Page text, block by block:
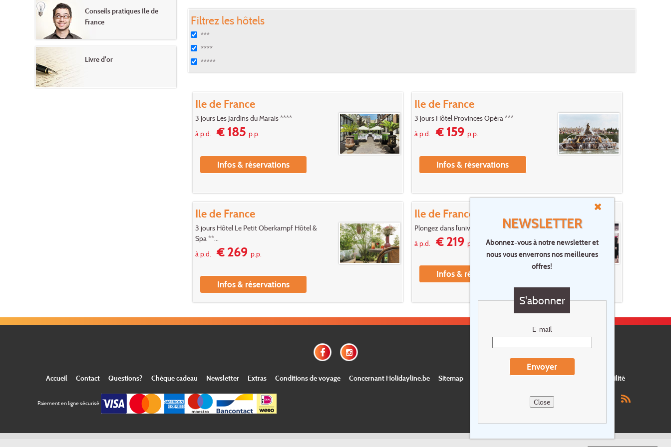
NEWSLETTER
Abonnez-vous à notre newsletter et
nous vous enverrons nos meilleures
offres!
S'abonner
E-mail
Envoyer
Close
Filtrez les hôtels
***
****
*****
Ile de France
3 jours Les Jardins du Marais ****
à p.d.
€ 185p.p.
Infos & réservations
Ile de France
3 jours Hôtel Provinces Opéra ***
à p.d.
€ 159 p.p.
Infos & réservations
Ile de France
3 jours Hôtel Le Petit Oberkampf Hôtel &
Spa **...
à p.d.
€ 269p.p.
Infos & réservations
Ile de France
Plongez dans l’univers de Versace
à p.d.
€ 219 p.p.
Infos & réservations
Conseils pratiques Ile de
France
Livre d'or
Accueil Contact Questions? Chèque cadeau Newsletter Extras Conditions de voyage Concernant Holidayline.be Sitemap Postes vacants privacy Assurance Durabilité
Paiement en ligne sécurisé